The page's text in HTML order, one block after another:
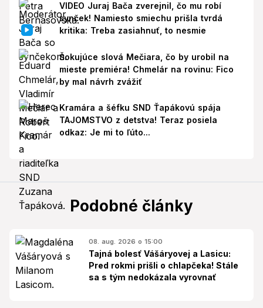
VIDEO Juraj Bača zverejnil, čo mu robí
synček! Namiesto smiechu prišla tvrdá
kritika: Treba zasiahnuť, to nesmie
Šokujúce slová Mečiara, čo by urobil na
mieste premiéra! Chmelár na rovinu: Fico
by mal návrh zvážiť
Kramára a šéfku SND Ťapákovú spája
TAJOMSTVO z detstva! Teraz posiela
odkaz: Je mi to ľúto...
Podobné články
08. aug. 2026 o 15:00
Tajná bolesť Vášáryovej a Lasicu:
Pred rokmi prišli o chlapčeka! Stále
sa s tým nedokázala vyrovnať